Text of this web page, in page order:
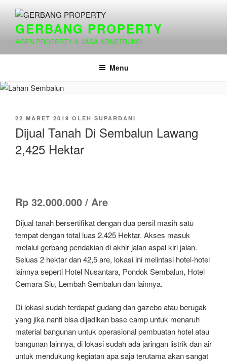
kontenGERBANG PROPERTY
AGEN PROPERTY & JASA KONSTRUKSI
Menu
DIPOSKAN
22 MARET 2019 OLEH SUPARDANI
Dijual Tanah Di Sembalun Lawang
2,425 Hektar
Rp 32.000.000 / Are
Dijual tanah bersertifikat dengan dua persil masih satu
tempat dengan total luas 2,425 Hektar. Akses masuk
melalui gerbang pendakian di akhir jalan aspal kiri jalan.
Seluas 2 hektar dan 42,5 are, lokasi ini melintasi hotel-hotel
lainnya seperti Hotel Nusantara, Pondok Sembalun, Hotel
Cemara Siu, Lembah Sembalun dan lainnya.
Di lokasi sudah terdapat gudang dan gazebo atau berugak
yang jika nanti bisa dijadikan base camp untuk menaruh
material bangunan untuk operasional pembuatan hotel atau
bangunan lainnya, di lokasi sudah ada jaringan listrik dan air
untuk mendukung kegiatan apa saja terutama akan sangat